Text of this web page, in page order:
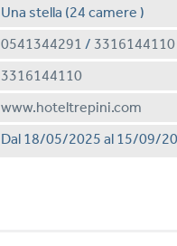
Una stella (24 camere )
0541344291 / 3316144110
3316144110
www.hoteltrepini.com
Dal 18/05/2025 al 15/09/